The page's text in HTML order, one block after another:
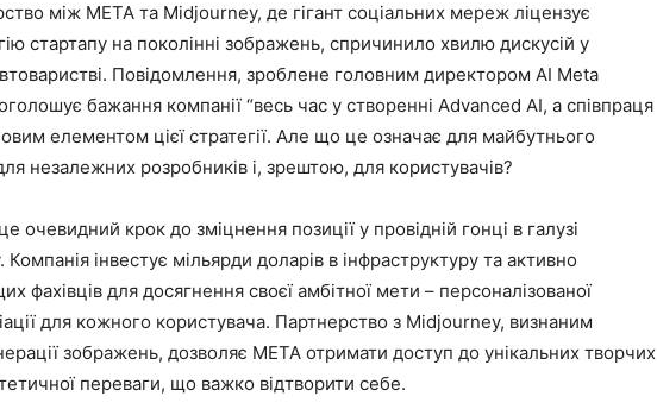
між META та Midjourney, де гігант соціальних мереж ліцензує
стартапу на поколінні зображень, спричинило хвилю дискусій у
Повідомлення, зроблене головним директором AI Meta
бажання компанії “весь час у створенні Advanced AI, а співпраця
елементом цієї стратегії. Але що це означає для майбутнього
незалежних розробників і, зрештою, для користувачів?
очевидний крок до зміцнення позиції у провідній гонці в галузі
Компанія інвестує мільярди доларів в інфраструктуру та активно
фахівців для досягнення своєї амбітної мети – персоналізованої
для кожного користувача. Партнерство з Midjourney, визнаним
зображень, дозволяє META отримати доступ до унікальних творчих
переваги, що важко відтворити себе.